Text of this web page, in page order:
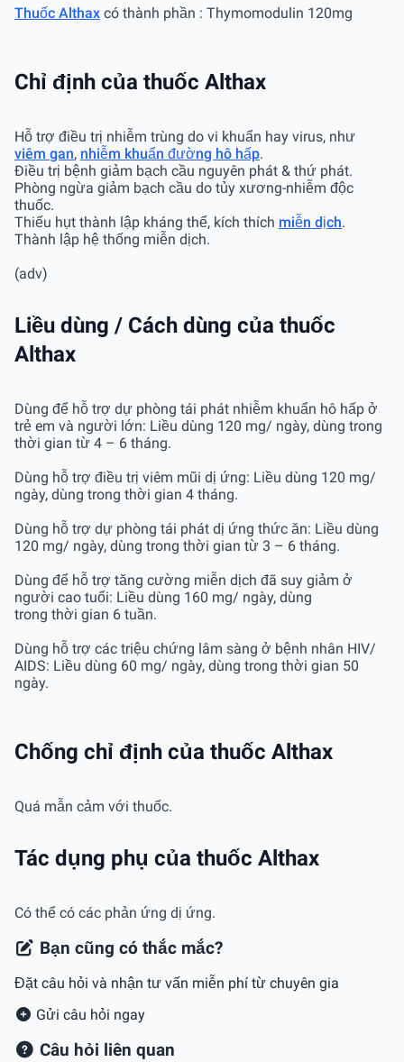
Thuốc Althax có thành phần : Thymomodulin 120mg
Chỉ định của thuốc Althax
Hỗ trợ điều trị nhiễm trùng do vi khuẩn hay virus, như
viêm gan, nhiễm khuẩn đường hô hấp.
Ðiều trị bệnh giảm bạch cầu nguyên phát & thứ phát.
Phòng ngừa giảm bạch cầu do tủy xương-nhiễm độc
thuốc.
Thiếu hụt thành lập kháng thể, kích thích miễn dịch.
Thành lập hệ thống miễn dịch.
(adv)
Liều dùng / Cách dùng của thuốc
Althax
Dùng để hỗ trợ dự phòng tái phát nhiễm khuẩn hô hấp ở
trẻ em và người lớn: Liều dùng 120 mg/ ngày, dùng trong
thời gian từ 4 – 6 tháng.
Dùng hỗ trợ điều trị viêm mũi dị ứng: Liều dùng 120 mg/
ngày, dùng trong thời gian 4 tháng.
Dùng hỗ trợ dự phòng tái phát dị ứng thức ăn: Liều dùng
120 mg/ ngày, dùng trong thời gian từ 3 – 6 tháng.
Dùng để hỗ trợ tăng cường miễn dịch đã suy giảm ở
người cao tuổi: Liều dùng 160 mg/ ngày, dùng
trong thời gian 6 tuần.
Dùng hỗ trợ các triệu chứng lâm sàng ở bệnh nhân HIV/
AIDS: Liều dùng 60 mg/ ngày, dùng trong thời gian 50
ngày.
Chống chỉ định của thuốc Althax
Quá mẫn cảm với thuốc.
Tác dụng phụ của thuốc Althax
Có thể có các phản ứng dị ứng.
Bạn cũng có thắc mắc?
Đặt câu hỏi và nhận tư vấn miễn phí từ chuyên gia
Gửi câu hỏi ngay
Câu hỏi liên quan